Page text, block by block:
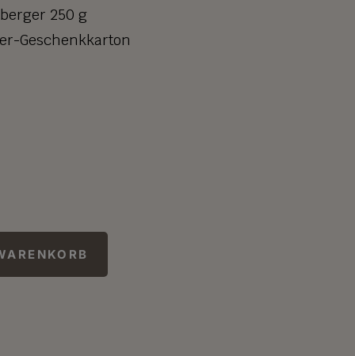
250 g
Geschenkkarton